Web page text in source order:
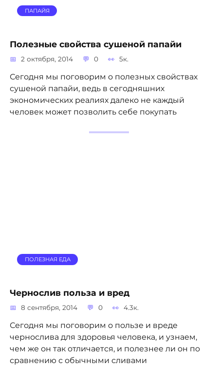
ПАПАЙЯ
Полезные свойства сушеной папайи
2 октября, 2014 0 5к.
Сегодня мы поговорим о полезных свойствах
сушеной папайи, ведь в сегодняшних
экономических реалиях далеко не каждый
человек может позволить себе покупать
ПОЛЕЗНАЯ ЕДА
Чернослив польза и вред
8 сентября, 2014 0 4.3к.
Сегодня мы поговорим о пользе и вреде
чернослива для здоровья человека, и узнаем,
чем же он так отличается, и полезнее ли он по
сравнению с обычными сливами